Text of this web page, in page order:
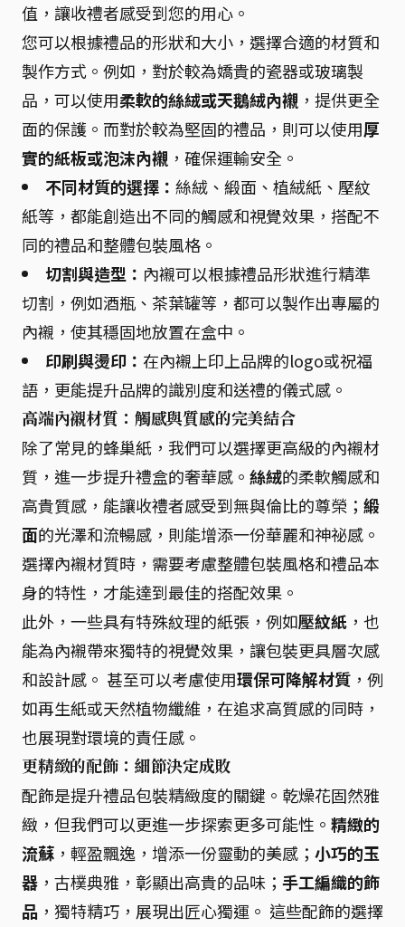
值，讓收禮者感受到您的用心。
您可以根據禮品的形狀和大小，選擇合適的材質和
製作方式。例如，對於較為嬌貴的瓷器或玻璃製
品，可以使用柔軟的絲絨或天鵝絨內襯 ，提供更全
面的保護。而對於較為堅固的禮品，則可以使用厚
實的紙板或泡沫內襯 ，確保運輸安全。
不同材質的選擇： 絲絨、緞面、植絨紙、壓紋
紙等，都能創造出不同的觸感和視覺效果，搭配不
同的禮品和整體包裝風格。
切割與造型： 內襯可以根據禮品形狀進行精準
切割，例如酒瓶、茶葉罐等，都可以製作出專屬的
內襯，使其穩固地放置在盒中。
印刷與燙印： 在內襯上印上品牌的logo或祝福
語，更能提升品牌的識別度和送禮的儀式感。
高端內襯材質：觸感與質感的完美結合
除了常見的蜂巢紙，我們可以選擇更高級的內襯材
質，進一步提升禮盒的奢華感。 絲絨的柔軟觸感和
高貴質感，能讓收禮者感受到無與倫比的尊榮； 緞
面的光澤和流暢感，則能增添一份華麗和神祕感。
選擇內襯材質時，需要考慮整體包裝風格和禮品本
身的特性，才能達到最佳的搭配效果。
此外，一些具有特殊紋理的紙張，例如壓紋紙 ，也
能為內襯帶來獨特的視覺效果，讓包裝更具層次感
和設計感。 甚至可以考慮使用環保可降解材質 ，例
如再生紙或天然植物纖維，在追求高質感的同時，
也展現對環境的責任感。
更精緻的配飾：細節決定成敗
配飾是提升禮品包裝精緻度的關鍵。乾燥花固然雅
緻，但我們可以更進一步探索更多可能性。 精緻的
流蘇 ，輕盈飄逸，增添一份靈動的美感； 小巧的玉
器 ，古樸典雅，彰顯出高貴的品味； 手工編織的飾
品 ，獨特精巧，展現出匠心獨運。 這些配飾的選擇